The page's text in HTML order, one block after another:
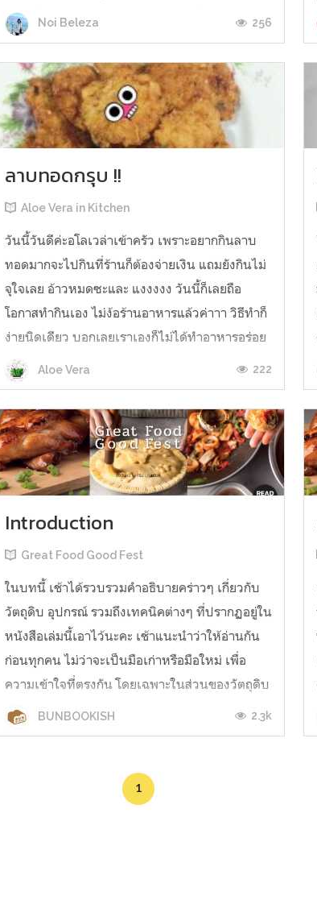
ก๋วยเตี๋ยวไก่ จนมามีเมนูข้าวหมูอบ สุกี้ และอาหาร
ผัดทอด ที่ร้านขายด...
Noi Beleza 256
ลาบทอดกรุบ !!
Aloe Vera in Kitchen
วันนี้วันดีค่ะอโลเวล่าเข้าครัว เพราะอยากกินลาบ
ทอดมากจะไปกินที่ร้านก็ต้องจ่ายเงิน แถมยังกินไม่
จุใจเลย อ้าวหมดซะและ แงงงงง วันนี้ก็เลยถือ
โอกาสทำกินเอง ไม่ง้อร้านอาหารแล้วค่าาา วิธีทำก็
ง่ายนิดเดียว บอกเลยเราเองก็ไม่ได้ทำอาหารอร่อย
เลิศเหมือนคุณหรีด ซอยผัก หั่นหมู ไม่ได้สวยเลิศ
อลังการเหมือนมาสเตอร์เ...
Aloe Vera 222
Introduction
Great Food Good Fest
ในบทนี้ เช้าได้รวบรวมคำอธิบายคร่าวๆ เกี่ยวกับ
วัตถุดิบ อุปกรณ์ รวมถึงเทคนิคต่างๆ ที่ปรากฏอยู่ใน
หนังสือเล่มนี้เอาไว้นะคะ เช้าแนะนำว่าให้อ่านกัน
ก่อนทุกคน ไม่ว่าจะเป็นมือเก่าหรือมือใหม่ เพื่อ
ความเข้าใจที่ตรงกัน โดยเฉพาะในส่วนของวัตถุดิบ
ที่มีรายละเอียดค่อนข้างมาก การใช้วัตถุดิบที่ต่าง
ชนิดกันก็ให้ผลลัพ...
BUNBOOKISH 2.3k
1